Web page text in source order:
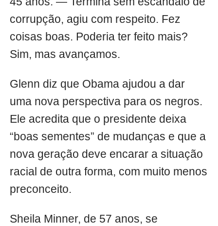
corrupção, agiu com respeito. Fez
coisas boas. Poderia ter feito mais?
Sim, mas avançamos.
Glenn diz que Obama ajudou a dar
uma nova perspectiva para os negros.
Ele acredita que o presidente deixa
“boas sementes” de mudanças e que a
nova geração deve encarar a situação
racial de outra forma, com muito menos
preconceito.
Sheila Minner, de 57 anos, se